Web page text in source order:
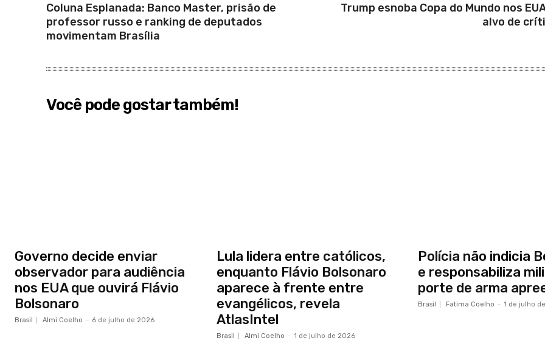
Coluna Esplanada: Banco Master, prisão de
professor russo e ranking de deputados
movimentam Brasília
Trump esnoba Copa do Mundo nos
alvo de
Você pode gostar também!
Governo decide enviar
observador para audiência
nos EUA que ouvirá Flávio
Bolsonaro
Brasil Almi Coelho - 6 de julho de 2026
Lula lidera entre católicos,
enquanto Flávio Bolsonaro
aparece à frente entre
evangélicos, revela
AtlasIntel
Brasil Almi Coelho - 1 de julho de 2026
Polícia não indicia
e responsabiliza
porte de arma
Brasil Fatima Coelho - 1 de julho